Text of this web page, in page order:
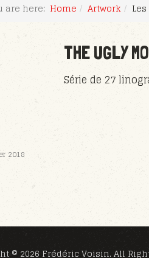
are here: Home Artwork
THE UGLY
Série de 27
2018
© 2026 Frédéric Voisin. All